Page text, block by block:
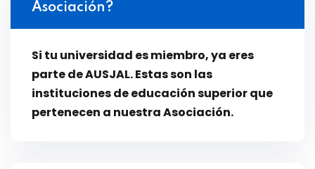
Asociación?
Si tu universidad es miembro, ya eres
parte de AUSJAL. Estas son las
institucionesde educación superior que
pertenecen a nuestra Asociación.